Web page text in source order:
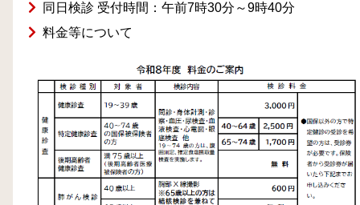
同日検診 受付時間：午前7時30分～9時40分
料金等について